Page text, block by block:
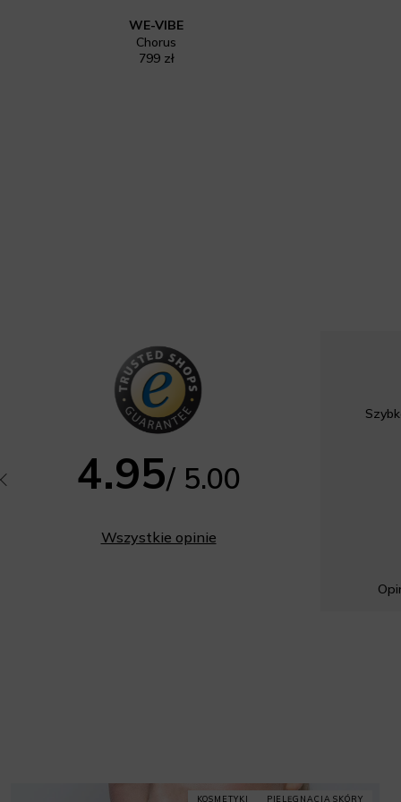
WE-VIBE
Chorus
799 zł
4.95/ 5.00
Wszystkie opinie
KOSMETYKI PIELĘGNACJA SKÓRY